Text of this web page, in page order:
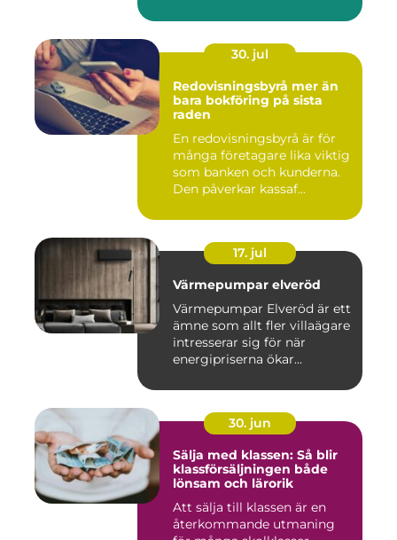
30. jul
Redovisningsbyrå mer än
bara bokföring på sista
raden
En redovisningsbyrå är för
många företagare lika viktig
som banken och kunderna.
Den påverkar kassaf...
17. jul
Värmepumpar elveröd
Värmepumpar Elveröd är ett
ämne som allt fler villaägare
intresserar sig för när
energipriserna ökar...
30. jun
Sälja med klassen: Så blir
klassförsäljningen både
lönsam och lärorik
Att sälja till klassen är en
återkommande utmaning